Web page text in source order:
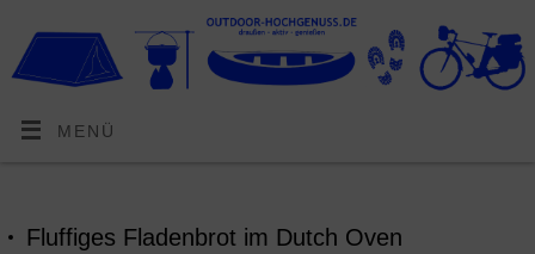
MENÜ
Fluffiges Fladenbrot im Dutch Oven